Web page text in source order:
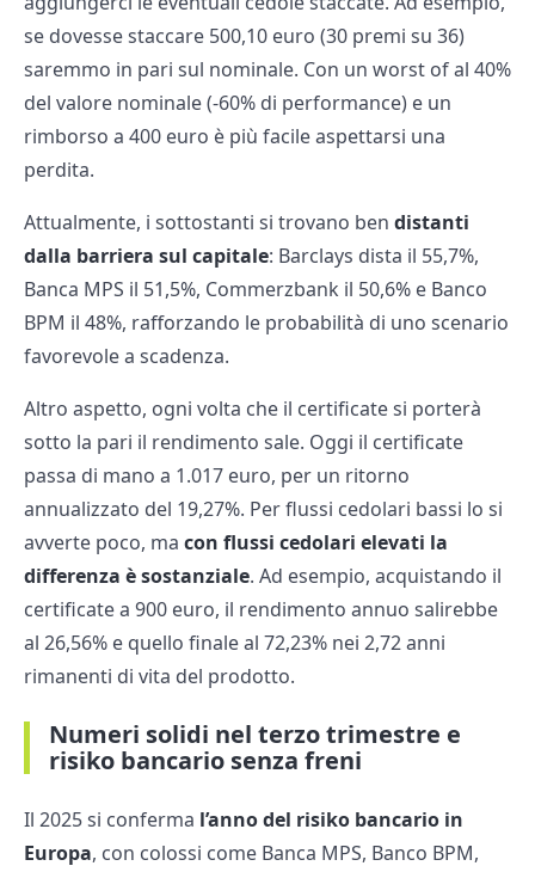
se dovesse staccare 500,10 euro (30 premi su 36)
saremmo in pari sul nominale. Con un worst of al 40%
del valore nominale (-60% di performance) e un
rimborso a 400 euro è più facile aspettarsi una
perdita.
Attualmente, i sottostanti si trovano ben distanti
dalla barriera sul capitale: Barclays dista il 55,7%,
Banca MPS il 51,5%, Commerzbank il 50,6% e Banco
BPM il 48%, rafforzando le probabilità di uno scenario
favorevole a scadenza.
Altro aspetto, ogni volta che il certificate si porterà
sotto la pari il rendimento sale. Oggi il certificate
passa di mano a 1.017 euro, per un ritorno
annualizzato del 19,27%. Per flussi cedolari bassi lo si
avverte poco, ma con flussi cedolari elevati la
differenza è sostanziale. Ad esempio, acquistando il
certificate a 900 euro, il rendimento annuo salirebbe
al 26,56% e quello finale al 72,23% nei 2,72 anni
rimanenti di vita del prodotto.
Numeri solidi nel terzo trimestre e
risiko bancario senza freni
Il 2025 si conferma l’anno del risiko bancario in
Europa, con colossi come Banca MPS, Banco BPM,